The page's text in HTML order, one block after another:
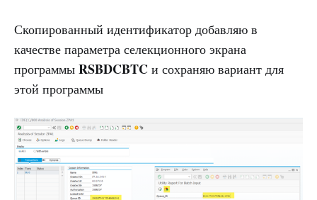
Скопированный идентификатор добавляю в
качестве параметра селекционного экрана
программы RSBDCBTC и сохраняю вариант для
этой программы